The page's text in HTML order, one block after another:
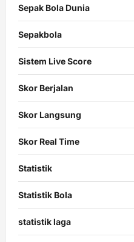
Sepak Bola Dunia
Sepakbola
Sistem Live Score
Skor Berjalan
Skor Langsung
Skor Real Time
Statistik
Statistik Bola
statistik laga